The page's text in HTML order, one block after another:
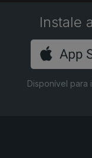
Instale
Disponível para